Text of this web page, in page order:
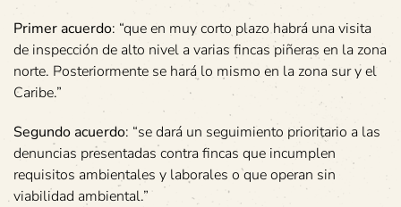
Primer acuerdo: “que en muy corto plazo habrá una visita
de inspección de alto nivel a varias fincas piñeras en la zona
norte. Posteriormente se hará lo mismo en la zona sur y el
Caribe.”
Segundo acuerdo: “se dará un seguimiento prioritario a las
denuncias presentadas contra fincas que incumplen
requisitos ambientales y laborales o que operan sin
viabilidad ambiental.”